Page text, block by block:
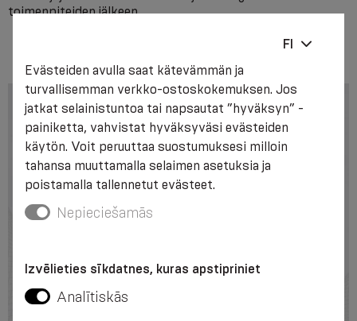
toimenpiteiden jälkeen.
FI
Evästeiden avulla saat kätevämmän ja
turvallisemman verkko-ostoskokemuksen. Jos
jatkat selainistuntoa tai napsautat ”hyväksyn” -
painiketta, vahvistat hyväksyväsi evästeiden
käytön. Voit peruuttaa suostumuksesi milloin
tahansa muuttamalla selaimen asetuksia ja
poistamalla tallennetut evästeet.
Nepieciešamās
Izvēlieties sīkdatnes, kuras apstipriniet
Analītiskās